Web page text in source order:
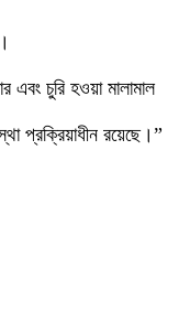
এবং চুরি হওয়া মালামাল
প্রক্রিয়াধীন রয়েছে।”